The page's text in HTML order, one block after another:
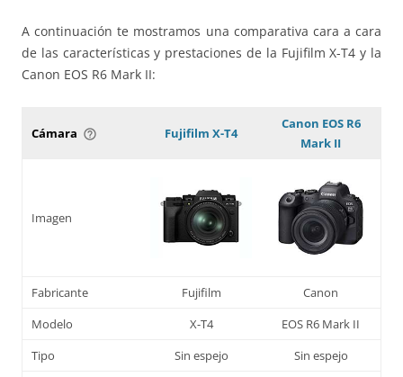
A continuación te mostramos una comparativa cara a cara
de las características y prestaciones de la Fujifilm X-T4 y la
Canon EOS R6 Mark II:
Cámara help_outline Fujifilm X-T4
Canon EOS R6
Mark II
Imagen
Fabricante Fujifilm
Canon
Modelo
X-T4
EOS R6 Mark II
Tipo
Sin espejo Sin espejo